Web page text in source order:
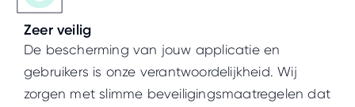
Zeer veilig
De bescherming van jouw applicatie en
gebruikers is onze verantwoordelijkheid. Wij
zorgen met slimme beveiligingsmaatregelen dat